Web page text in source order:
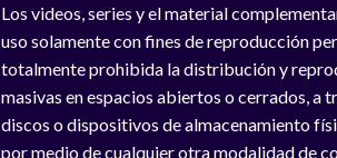
Los videos, series y el material
uso solamente con fines de reproducción
totalmente prohibida la distribución y
masivas en espacios abiertos o cerrados,
discos o dispositivos de almacenamiento
por medio de cualquier otra modalidad de